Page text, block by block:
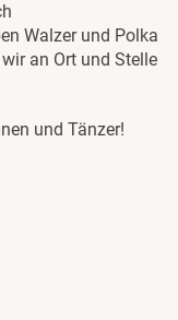
Walzer und Polka
an Ort und Stelle
und Tänzer!